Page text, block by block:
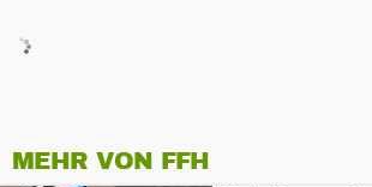
MEHR VON FFH